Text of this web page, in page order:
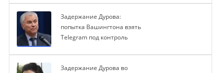
Задержание Дурова:
попытка Вашингтона взять
Telegram под контроль
Задержание Дурова во